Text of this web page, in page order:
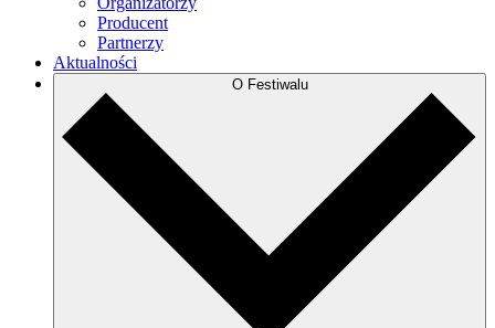
Producent
Partnerzy
Aktualności
O Festiwalu